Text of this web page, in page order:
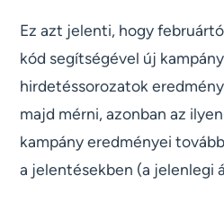
Ez azt jelenti, hogy
kód segítségével új
hirdetéssorozatok
majd mérni, azonban az
kampány eredményei
a jelentésekben (a jelenlegi